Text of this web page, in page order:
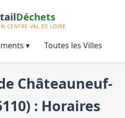
▾ Toutes les Villes
Châteauneuf-
: Horaires